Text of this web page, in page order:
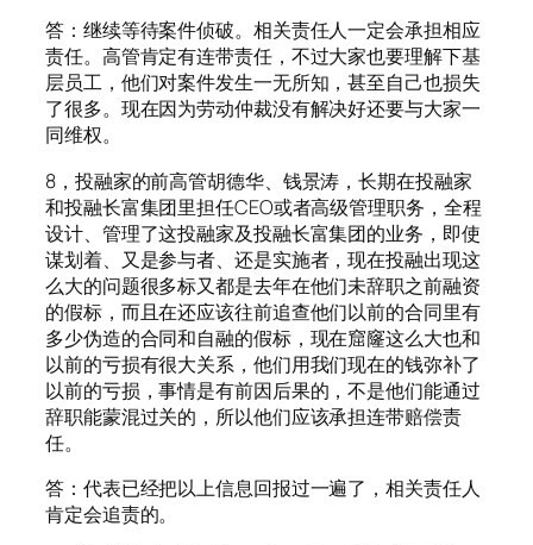
答：继续等待案件侦破。相关责任人一定会承担相应
责任。高管肯定有连带责任，不过大家也要理解下基
层员工，他们对案件发生一无所知，甚至自己也损失
了很多。现在因为劳动仲裁没有解决好还要与大家一
同维权。
8，投融家的前高管胡德华、钱景涛，长期在投融家
和投融长富集团里担任CEO或者高级管理职务，全程
设计、管理了这投融家及投融长富集团的业务，即使
谋划着、又是参与者、还是实施者，现在投融出现这
么大的问题很多标又都是去年在他们未辞职之前融资
的假标，而且在还应该往前追查他们以前的合同里有
多少伪造的合同和自融的假标，现在窟窿这么大也和
以前的亏损有很大关系，他们用我们现在的钱弥补了
以前的亏损，事情是有前因后果的，不是他们能通过
辞职能蒙混过关的，所以他们应该承担连带赔偿责
任。
答：代表已经把以上信息回报过一遍了，相关责任人
肯定会追责的。